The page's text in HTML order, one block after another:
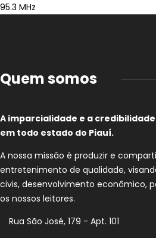
95.3 MHz
Quem somos
A imparcialidade e a
em todo estado do Piauí.
A nossa missão é produzir e
entretenimento de qualidade,
civis, desenvolvimento econômico,
os nossos leitores.
Rua São José, 179 - Apt. 101